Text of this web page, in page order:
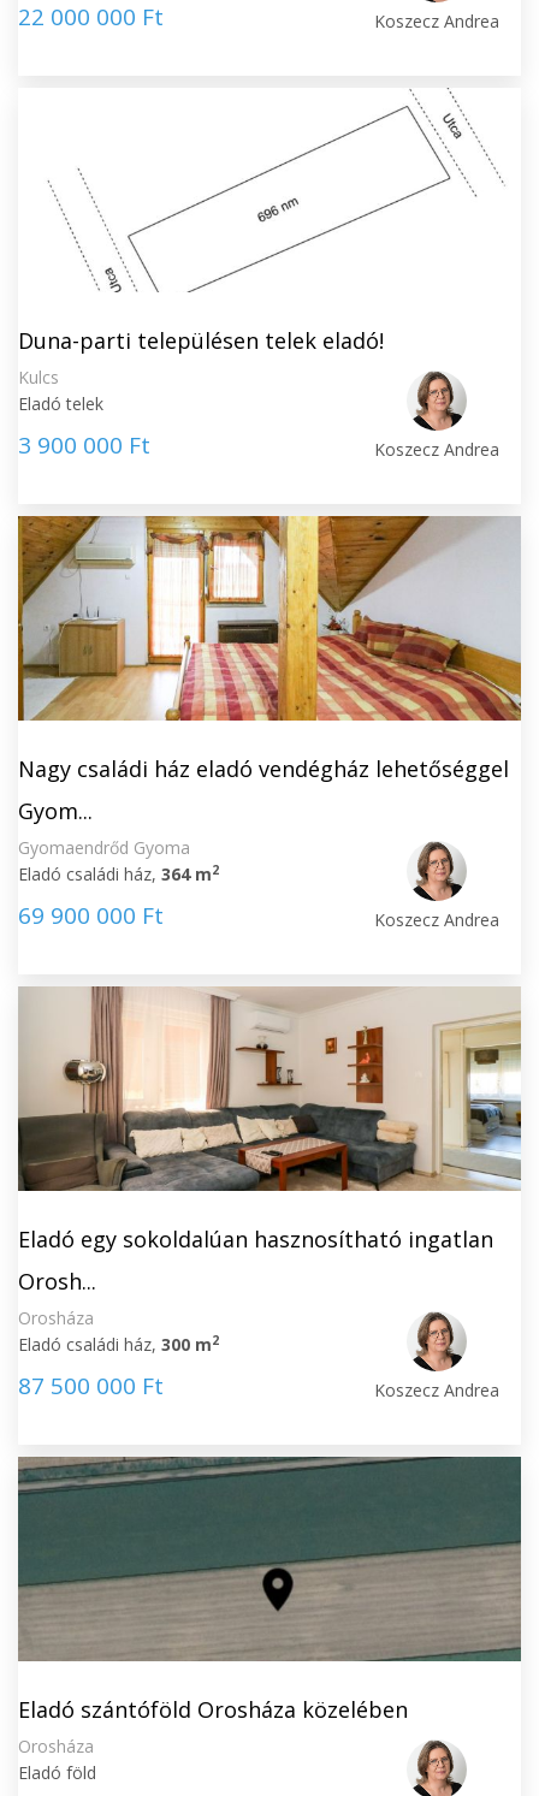
22 000 000 Ft Koszecz Andrea
Duna-parti településen telek eladó!
Kulcs
Eladó telek
3 900 000 Ft Koszecz Andrea
Nagy családi ház eladó vendégház lehetőséggel
Gyom...
Gyomaendrőd Gyoma
Eladó családi ház, 364 m2
69 900 000 Ft Koszecz Andrea
Eladó egy sokoldalúan hasznosítható ingatlan
Orosh...
Orosháza
Eladó családi ház, 300 m2
87 500 000 Ft Koszecz Andrea
Eladó szántóföld Orosháza közelében
Orosháza
Eladó föld